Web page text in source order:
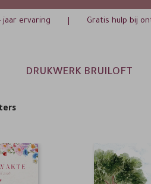
jaar ervaring Gratis hulp bij
DRUKWERK BRUILOFT